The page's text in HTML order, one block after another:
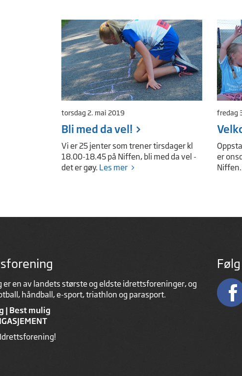
torsdag 2. mai 2019
Bli med da vel!
Vi er 25 jenter som trener tirsdager kl
18.00-18.45 på Niffen, bli med da vel -
det er gøy. Les mer
fredag
er
Niffen.
en av landets største og eldste idrettsforeninger, og
håndball, e-sport, triathlon og parasport.
| Best mulig